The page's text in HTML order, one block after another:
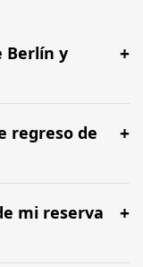
Berlín y
Brujas? El
seguir A2,
regreso de
7 días de la
salir al
garantizar
mi reserva